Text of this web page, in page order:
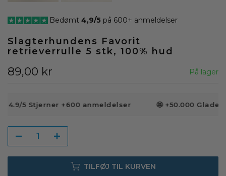
Bedømt 4,9/5 på 600+ anmeldelser
Slagterhundens Favorit
retrieverrulle 5 stk, 100% hud
89,00 kr På lager
4.9/5 Stjerner +600 anmeldelser 🤩 +50.000 Glade
TILFØJ TIL KURVEN